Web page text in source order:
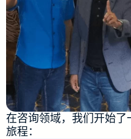
在咨询领域，我们开始了
旅程：